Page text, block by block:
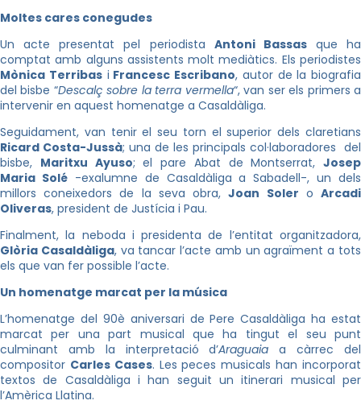
Moltes cares conegudes
Un acte presentat pel periodista Antoni Bassasque ha
comptat amb alguns assistents molt mediàtics. Els periodistes
Mònica Terribasi Francesc Escribano, autor de la biografia
del bisbe “Descalç sobre la terra vermella“, van ser els primers a
intervenir en aquest homenatge a Casaldàliga.
Seguidament, van tenir el seu torn el superior dels claretians
Ricard Costa-Jussà; una de les principals col·laboradores del
bisbe, Maritxu Ayuso; el pare Abat de Montserrat, Josep
Maria Solé-exalumne de Casaldàliga a Sabadell-, un dels
millors coneixedors de la seva obra,Joan Soler oArcadi
Oliveras, president de Justícia i Pau.
Finalment, la neboda i presidenta de l’entitat organitzadora,
Glòria Casaldàliga, va tancar l’acte amb un agraïment a tots
els que van fer possible l’acte.
Un homenatge marcat per la música
L’homenatge del 90è aniversari de Pere Casaldàliga ha estat
marcat per una part musical que ha tingut el seu punt
culminant amb la interpretació d’Araguaia a càrrec del
compositor Carles Cases. Les peces musicals han incorporat
textos de Casaldàliga i han seguit un itinerari musical per
l’Amèrica Llatina.